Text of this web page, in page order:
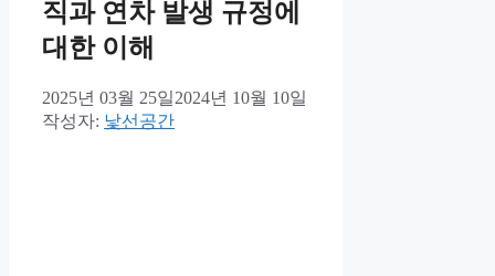
직과 연차 발생 규정에
대한 이해
2025년 03월 25일2024년 10월 10일
작성자: 낯선공간